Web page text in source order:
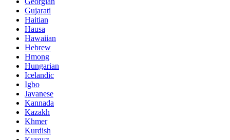
Gujarati
Haitian
Hausa
Hawaiian
Hebrew
Hmong
Hungarian
Icelandic
Igbo
Javanese
Kannada
Kazakh
Khmer
Kurdish